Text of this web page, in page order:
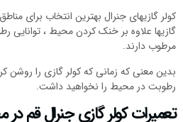
کولر گازیهای جنرال بهترین انتخاب برای
گازیها علاوه بر خنک کردن محیط ، توانایی
مرطوب دارند.
بدین معنی که زمانی که کولر گازی را روشن
رطوبت در محیط را نخواهید داشت.
تعمیرات کولر گازی جنرال قم